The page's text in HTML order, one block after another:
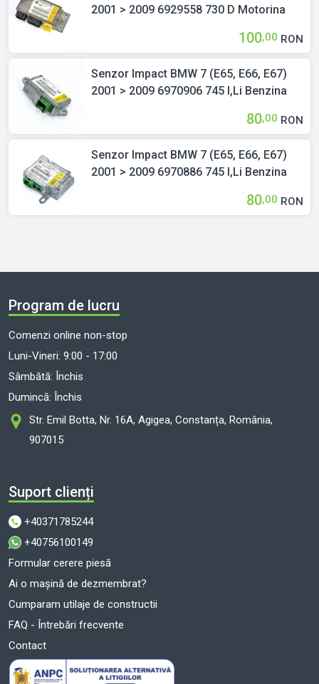
2001 > 2009 6929558 730 D Motorina
100,00 RON
Senzor Impact BMW 7 (E65, E66, E67)
2001 > 2009 6970906 745 I,Li Benzina
80,00 RON
Senzor Impact BMW 7 (E65, E66, E67)
2001 > 2009 6970886 745 I,Li Benzina
80,00 RON
Program de lucru
Comenzi online non-stop
Luni-Vineri: 9:00 - 17:00
Sâmbătă: Închis
Dumincă: Închis
Str. Emil Botta, Nr. 16A, Agigea, Constanța, România,
907015
Suport clienți
+40371785244
+40756100149
Formular cerere piesă
Ai o mașină de dezmembrat?
Cumparam utilaje de constructii
FAQ - Întrebări frecvente
Contact